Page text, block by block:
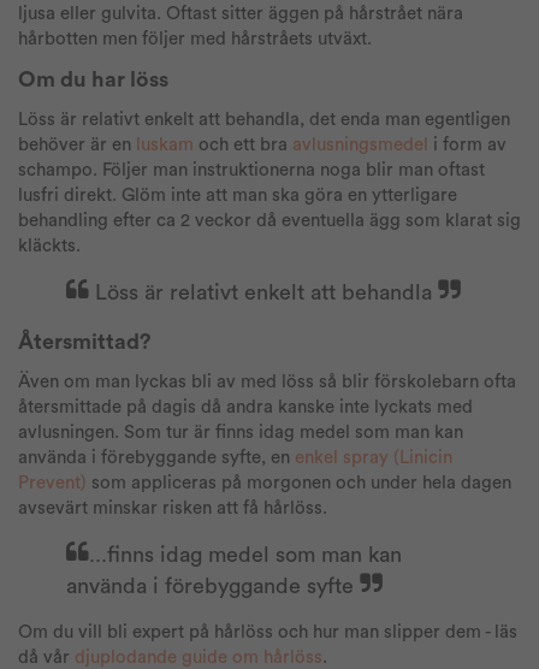
ljusa eller gulvita. Oftast sitter äggen på hårstrået nära
hårbotten men följer med hårstråets utväxt.
Om du har löss
Löss är relativt enkelt att behandla, det enda man egentligen
behöver är en
luskam och ett bra avlusningsmedel
i form av
schampo. Följer man instruktionerna noga blir man oftast
lusfri direkt. Glöm inte att man ska göra en ytterligare
behandling efter ca 2 veckor då eventuella ägg som klarat sig
kläckts.
Löss är relativt enkelt att behandla
Återsmittad?
Även om man lyckas bli av med löss så blir förskolebarn ofta
återsmittade på dagis då andra kanske inte lyckats med
avlusningen. Som tur är finns idag medel som man kan
använda i förebyggande syfte, en enkel spray (Linicin
Prevent) som appliceras på morgonen och under hela dagen
avsevärt minskar risken att få hårlöss.
...finns idag medel som man kan
använda i förebyggande syfte
Om du vill bli expert på hårlöss och hur man slipper dem - läs
då vår djuplodande guide om hårlöss.